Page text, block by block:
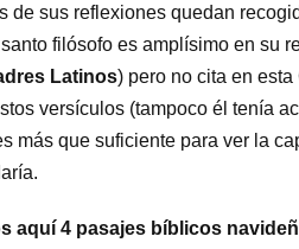
de sus reflexiones quedan
filósofo es amplísimo en su
Latinos) pero no cita en
versículos (tampoco él tenía
más que suficiente para ver la
aquí 4 pasajes bíblicos